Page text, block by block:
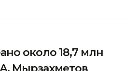
около 18,7 млн
Мырзахметов